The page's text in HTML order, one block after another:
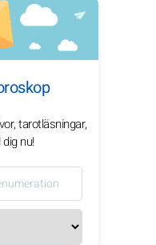
tarotläsningar,
nu!